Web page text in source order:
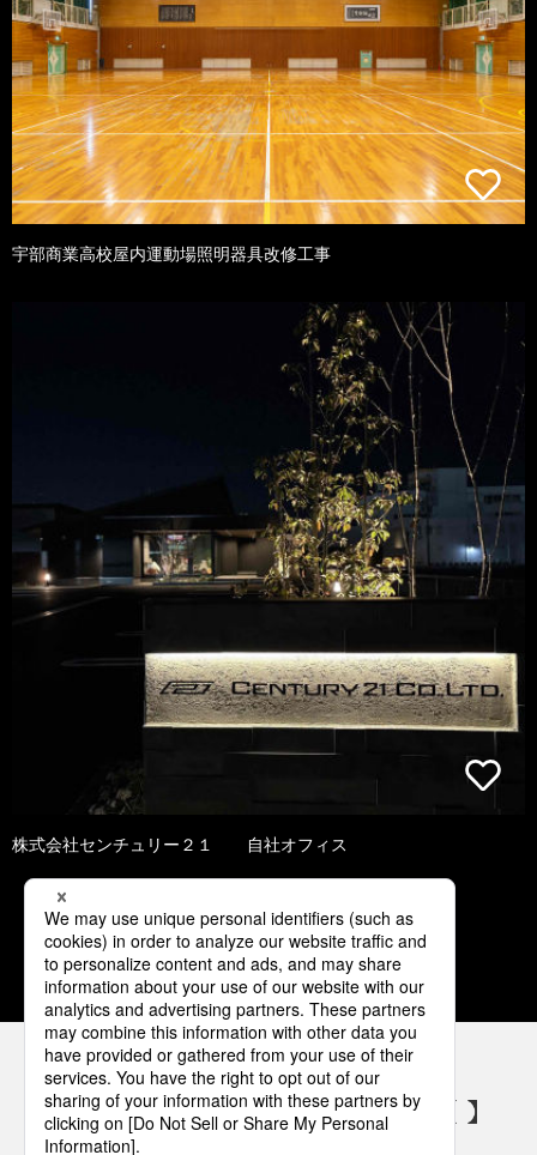
宇部商業高校屋内運動場照明器具改修工事
株式会社センチュリー２１ 自社オフィス
1 2 3 4 5
パナソニックの電気設備 SNSアカウント